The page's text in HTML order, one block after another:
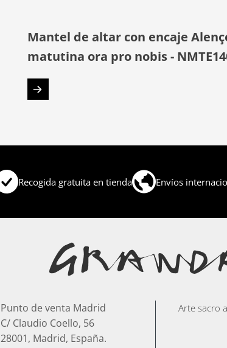
Mantel de altar con encaje
matutina ora pro nobis -
Recogida gratuita en tienda Envíos
Punto de venta Madrid
C/ Claudio Coello, 56
28001, Madrid, España.
Arte sacro